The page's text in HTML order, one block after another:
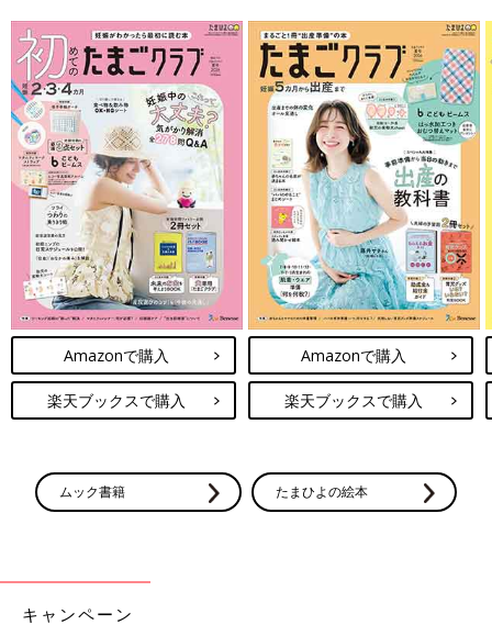
出典：Instagramアカウント「kazumin0611」
シマエナガのオブジェ。いろいろなタイプがあり、売り場にあっ
たものは全種類購入したんだとか。コロンとした雰囲気が可愛く
て見ているだけで癒されますよね♪
Amazonで購入
楽天ブックスで購入
Amazonで購入
楽天ブックスで購入
ムック書籍 たまひよの絵本
キャンペーン